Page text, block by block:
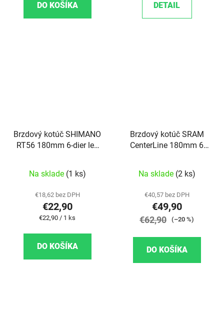
DO KOŠÍKA DETAIL
Brzdový kotúč SHIMANO
RT56 180mm 6-dier len
Na sklade (1 ks)
€18,62 bez DPH
€22,90
Jednotková cena:
€22,90 / 1 ks
DO KOŠÍKA
Brzdový kotúč SRAM
CenterLine 180mm 6
Na sklade (2 ks)
€40,57 bez DPH
€49,90
€62,90 (–20 %)
DO KOŠÍKA